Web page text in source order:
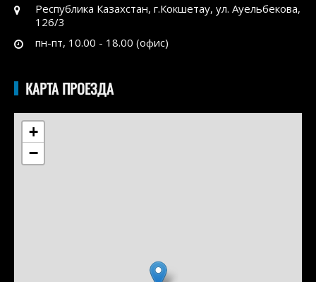
Республика Казахстан, г.Кокшетау, ул. Ауельбекова,
126/3
пн-пт, 10.00 - 18.00 (офис)
КАРТА ПРОЕЗДА
+
−